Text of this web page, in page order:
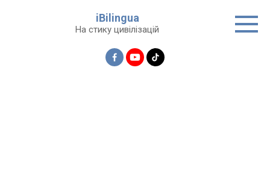
iBilingua
На стику цивілізацій